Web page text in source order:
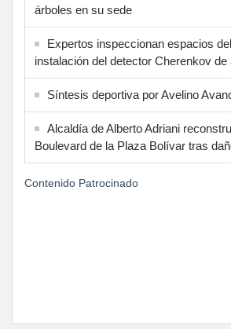
árboles en su sede
Expertos inspeccionan espacios
instalación del detector Cherenkov de
Síntesis deportiva por Avelino
Alcaldía de Alberto Adriani
Boulevard de la Plaza Bolívar tras
Contenido Patrocinado